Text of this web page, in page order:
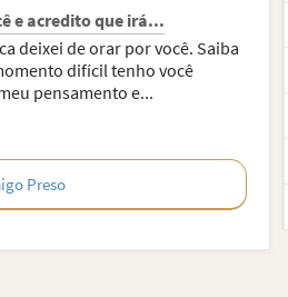
e acredito que irá...
deixei de orar por você. Saiba
difícil tenho você
pensamento e...
Preso